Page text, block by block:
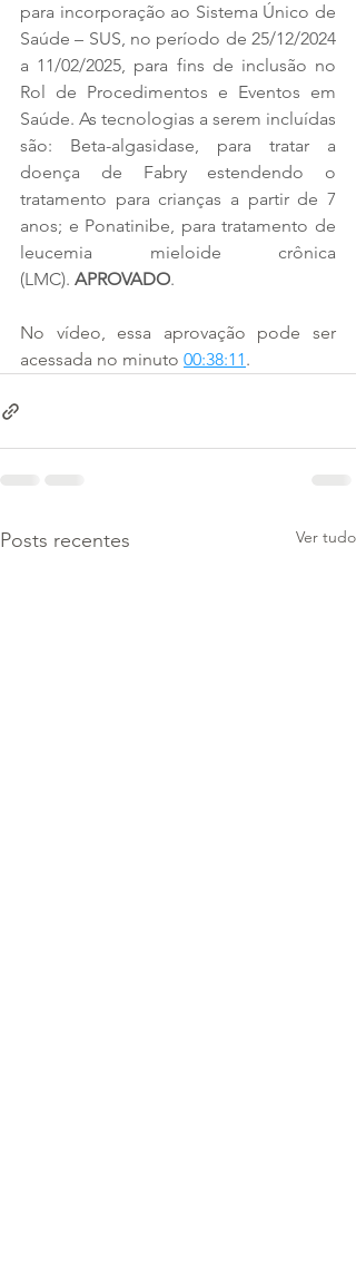
para incorporação ao Sistema Único de
Saúde – SUS, no período de 25/12/2024
a 11/02/2025, para fins de inclusão no
Rol de Procedimentos e Eventos em
Saúde. As tecnologias a serem incluídas
são: Beta-algasidase, para tratar a
doença de Fabry estendendo o
tratamento para crianças a partir de 7
anos; e Ponatinibe, para tratamento de
leucemia mieloide crônica
(LMC). APROVADO.
No vídeo, essa aprovação pode ser
acessada no minuto 00:38:11.
Posts recentes Ver tudo